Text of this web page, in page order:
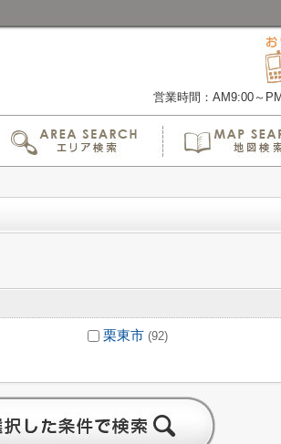
営業時間：AM9:00～
栗東市 (92)